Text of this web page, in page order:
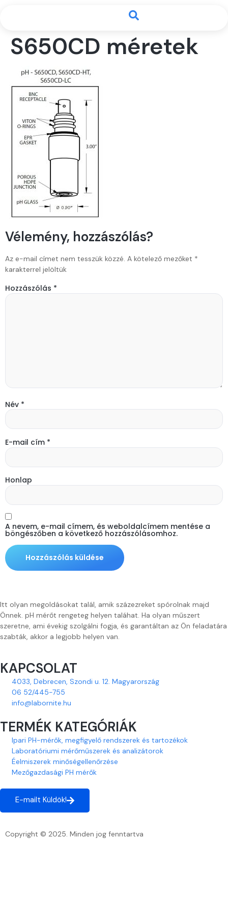
S650CD méretek
Vélemény, hozzászólás?
Az e-mail címet nem tesszük közzé. A kötelező mezőket *
karakterrel jelöltük
Hozzászólás *
Név *
E-mail cím *
Honlap
A nevem, e-mail címem, és weboldalcímem mentése a
böngészőben a következő hozzászólásomhoz.
Itt olyan megoldásokat talál, amik százezreket spórolnak majd
Önnek. pH mérőt rengeteg helyen taláhat. Ha olyan műszert
szeretne, ami évekig szolgálni fogja, és garantáltan az Ön feladatára
szabták, akkor a legjobb helyen van.
KAPCSOLAT
4033, Debrecen, Szondi u. 12. Magyarország
06 52/445-755
info@labornite.hu
TERMÉK KATEGÓRIÁK
Ipari PH-mérők, megfigyelő rendszerek és tartozékok
Laboratóriumi mérőműszerek és analizátorok
Éelmiszerek minőségellenőrzése
Mezőgazdasági PH mérők
E-mailt Küldök!
Copyright © 2025. Minden jog fenntartva